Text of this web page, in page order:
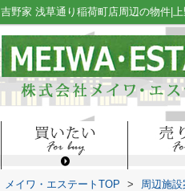
吉野家 浅草通り稲荷町店周辺の物件|
メイワ・エステートTOP > 周辺施設